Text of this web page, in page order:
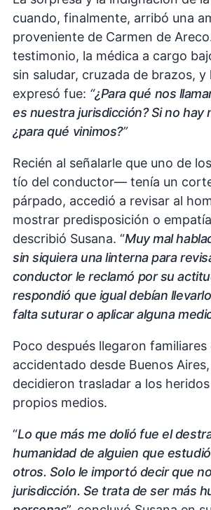
cuando, finalmente, arribó una
proveniente de Carmen de
testimonio, la médica a cargo
sin saludar, cruzada de brazos,
expresó fue: “¿Para qué nos
es nuestra jurisdicción? Si no hay
¿para qué vinimos?”
Recién al señalarle que uno de
tío del conductor— tenía un
párpado, accedió a revisar al
mostrar predisposición o
describió Susana. “Muy mal
sin siquiera una linterna para
conductor le reclamó por su
respondió que igual debían
falta suturar o aplicar alguna
Poco después llegaron familiares
accidentado desde Buenos
decidieron trasladar a los
propios medios.
“Lo que más me dolió fue el
humanidad de alguien que
otros. Solo le importó decir que
jurisdicción. Se trata de ser más